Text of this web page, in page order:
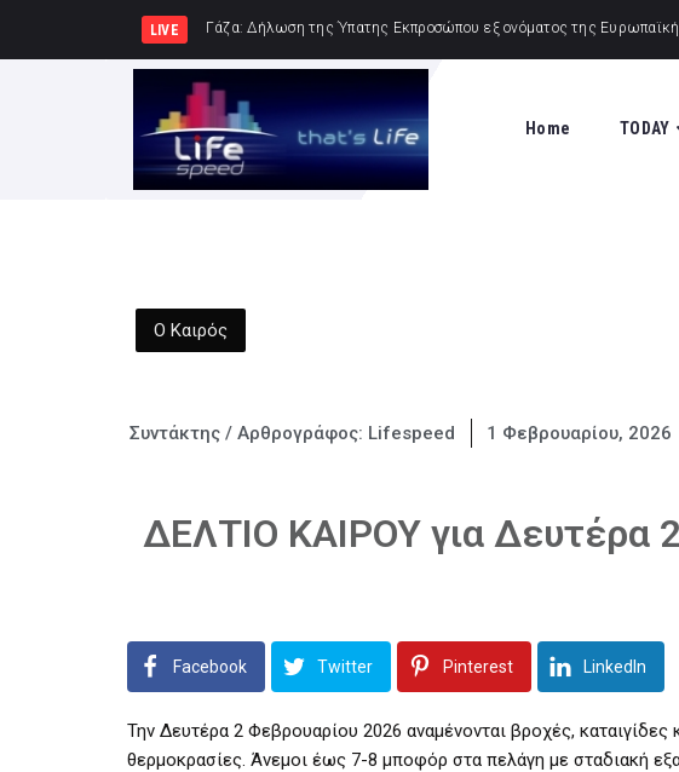
LIVE Δήμος Καλαμά
Home TODAY
Ο Καιρός
Συντάκτης / Αρθρογράφος: Lifespeed 1 Φεβρουαρίου, 2026
ΔΕΛΤΙΟ ΚΑΙΡΟΥ για Δευτέρα
Facebook Twitter Pinterest LinkedIn
Την Δευτέρα 2 Φεβρουαρίου 2026 αναμένονται βροχές,
θερμοκρασίες. Άνεμοι έως 7-8 μποφόρ στα πελάγη με σταδιακή